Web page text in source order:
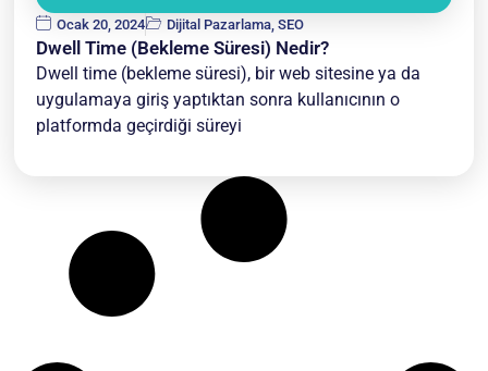
Ocak 20, 2024 Dijital Pazarlama ,SEO
Dwell Time (Bekleme Süresi) Nedir?
Dwell time (bekleme süresi), bir web sitesine ya da
uygulamaya giriş yaptıktan sonra kullanıcının o
platformda geçirdiği süreyi